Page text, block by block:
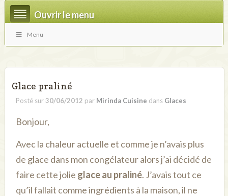
Ouvrir le menu
Menu
Glace praliné
Posté sur30/06/2012 par Mirinda Cuisine dans Glaces
Bonjour,
Avec la chaleur actuelle et comme je n’avais plus
de glace dans mon congélateur alors j’ai décidé de
faire cette jolie glace au praliné. J’avais tout ce
qu’il fallait comme ingrédients à la maison, il ne